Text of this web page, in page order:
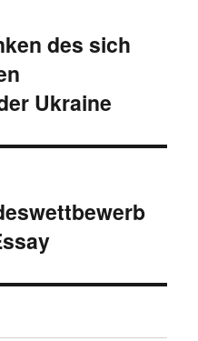
des sich
Ukraine